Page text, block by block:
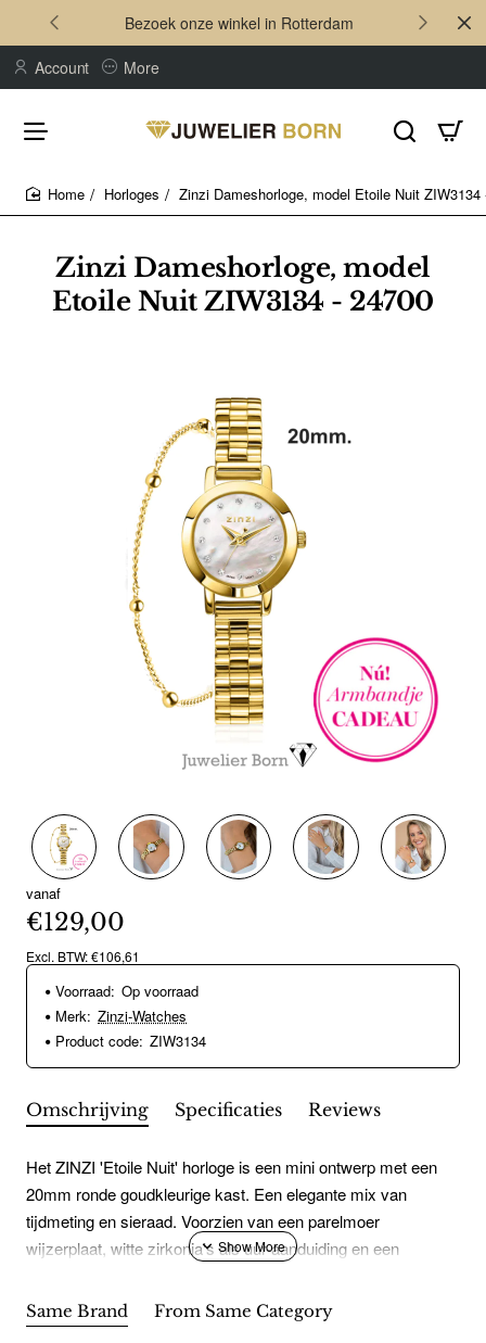
Bezoek onze winkel in Rotterdam
Account More
Zinzi Dameshorloge, model
Etoile Nuit ZIW3134 - 24700
Horloges Zinzi Dameshorloge, model Etoile Nuit ZIW3134
Nieuw
vanaf
€129,00
Excl. BTW: €106,61
Voorraad: Op voorraad
Merk: Zinzi-Watches
Product code: ZIW3134
Omschrijving Specificaties Reviews
Het ZINZI 'Etoile Nuit' horloge is een mini ontwerp met een
20mm ronde goudkleurige kast. Een elegante mix van
tijdmeting en sieraad. Voorzien van een parelmoer
wijzerplaat, witte zirkonia's als uur-aanduiding en een
van een Japans kwaliteitsuurwerk, sterk mineraal glas en het
horloge is 3atm waterbestendig (tegen regen en spatwater).
Same Brand From Same Category